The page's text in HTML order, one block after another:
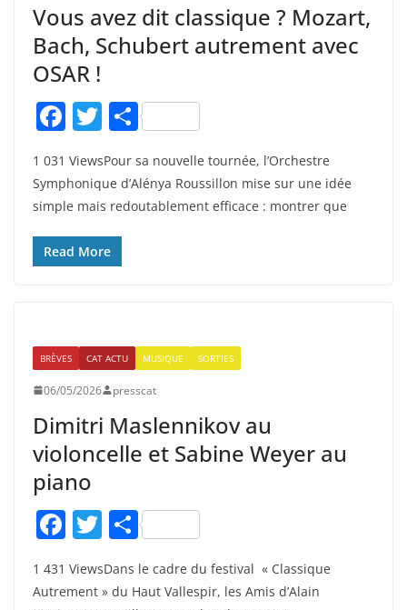
Vous avez dit classique ? Mozart,
Bach, Schubert autrement avec
OSAR !
F
c
e
b
o
T
itt
er
P
ta
g
1 031 ViewsPour sa nouvelle tournée, l’Orchestre
Symphonique d’Alénya Roussillon mise sur une idée
simple mais redoutablement efficace : montrer que
Read More
BRÈVES CAT ACTU MUSIQUE SORTIES
06/05/2026 presscat
Dimitri Maslennikov au
violoncelle et Sabine Weyer au
piano
F
c
T
itt
P
ta
1 431 ViewsDans le cadre du festival « Classique
Autrement » du Haut Vallespir, les Amis d’Alain